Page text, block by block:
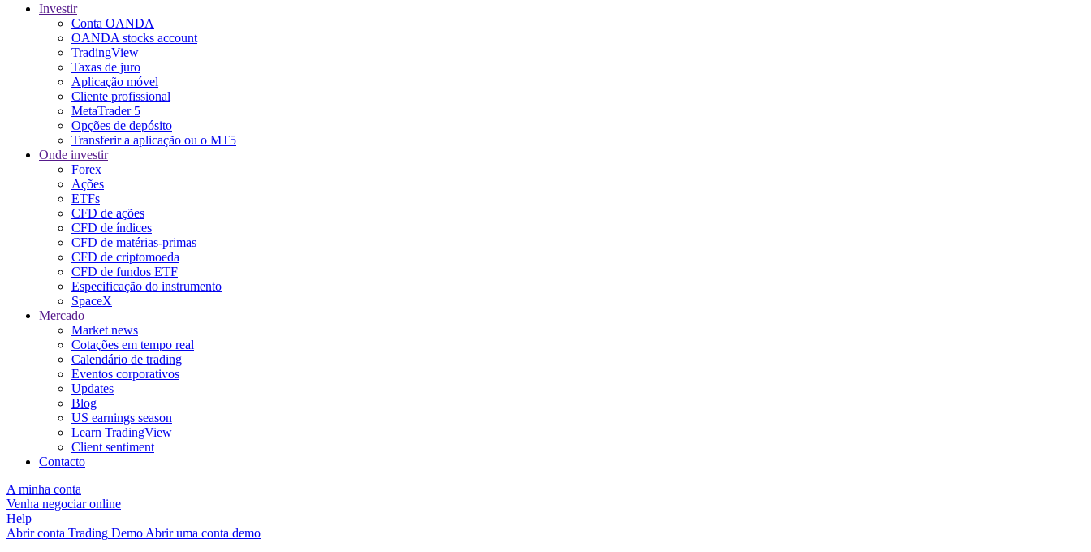
Investir
Conta OANDA
OANDA stocks account
TradingView
Taxas de juro
Aplicação móvel
Cliente profissional
MetaTrader 5
Opções de depósito
Transferir a aplicação ou o MT5
Onde investir
Forex
Ações
ETFs
CFD de ações
CFD de índices
CFD de matérias-primas
CFD de criptomoeda
CFD de fundos ETF
Especificação do instrumento
SpaceX
Mercado
Market news
Cotações em tempo real
Calendário de trading
Eventos corporativos
Updates
Blog
US earnings season
Learn TradingView
Client sentiment
Contacto
A minha conta
Venha negociar online
Help
Abrir conta Trading Demo Abrir uma conta demo